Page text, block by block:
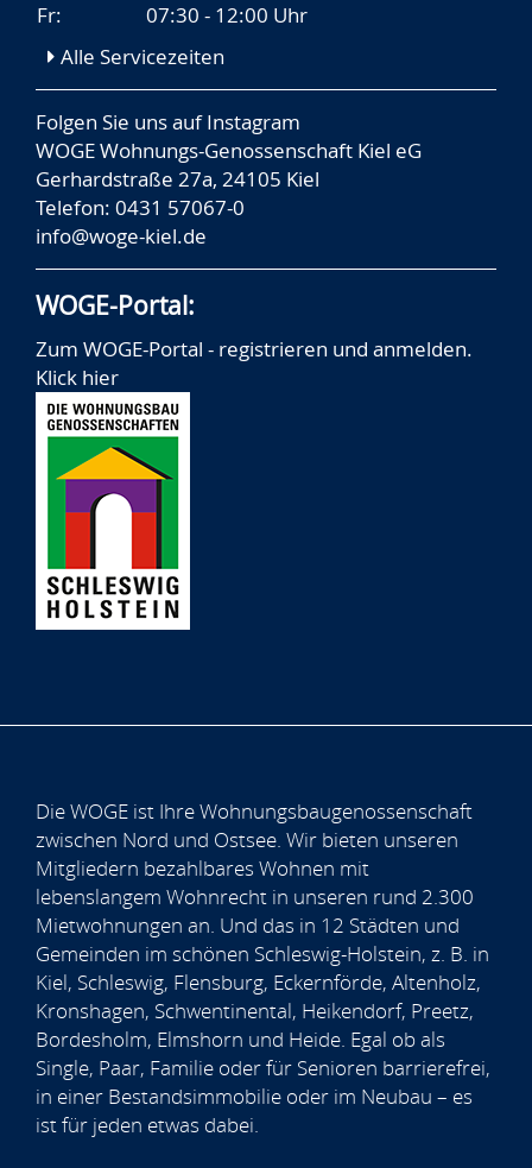
Fr:
07:30 - 12:00 Uhr
Alle Servicezeiten
Folgen Sie uns aufInstagram
WOGE Wohnungs-Genossenschaft Kiel eG
Gerhardstraße 27a, 24105 Kiel
Telefon: 0431 57067-0
info@woge-kiel.de
WOGE-Portal:
Zum WOGE-Portal - registrieren und anmelden.
Klick hier
Die WOGE ist Ihre Wohnungsbaugenossenschaft
zwischen Nord und Ostsee. Wir bieten unseren
Mitgliedern bezahlbares Wohnen mit
lebenslangem Wohnrecht in unseren rund 2.300
Mietwohnungen an. Und das in 12 Städten und
Gemeinden im schönen Schleswig-Holstein, z. B. in
Kiel, Schleswig, Flensburg, Eckernförde, Altenholz,
Kronshagen, Schwentinental, Heikendorf, Preetz,
Bordesholm, Elmshorn und Heide. Egal ob als
Single, Paar, Familie oder für Senioren barrierefrei,
in einer Bestandsimmobilie oder im Neubau – es
ist für jeden etwas dabei.